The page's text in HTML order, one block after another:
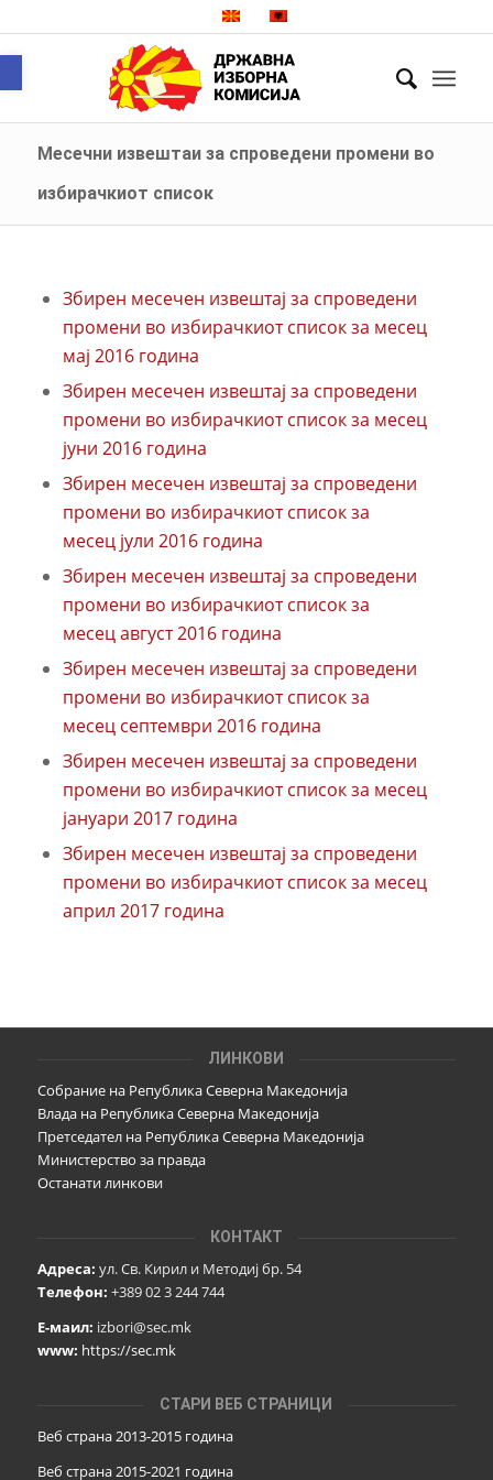
Месечни извештаи за спроведени промени во
избирачкиот список
Збирен месечен извештај за спроведени
промени во избирачкиот список за месец
мај 2016 година
Збирен месечен извештај за спроведени
промени во избирачкиот список за месец
јуни 2016 година
Збирен месечен извештај за спроведени
промени во избирачкиот список за
месец јули 2016 година
Збирен месечен извештај за спроведени
промени во избирачкиот список за
месец август 2016 година
Збирен месечен извештај за спроведени
промени во избирачкиот список за
месец септември 2016 година
Збирен месечен извештај за спроведени
промени во избирачкиот список за месец
јануари 2017 година
Збирен месечен извештај за спроведени
промени во избирачкиот список за месец
април 2017 година
ЛИНКОВИ
Собрание на Република Северна Македонија
Влада на Република Северна Македонија
Претседател на Република Северна Македонија
Министерство за правда
Останати линкови
КОНТАКТ
Адреса: ул. Св. Кирил и Методиј бр. 54
Телефон: +389 02 3 244 744
Е-маил: izbori@sec.mk
www: https://sec.mk
СТАРИ ВЕБ СТРАНИЦИ
Веб страна 2013-2015 година
Веб страна 2015-2021 година
Open toolbar